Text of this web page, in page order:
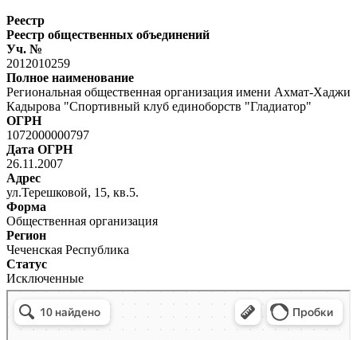
Реестр
Реестр общественных объединений
Уч. №
2012010259
Полное наименование
Региональная общественная организация имени Ахмат-Хаджи
Кадырова "Спортивный клуб единоборств "Гладиатор"
ОГРН
1072000000797
Дата ОГРН
26.11.2007
Адрес
ул.Терешковой, 15, кв.5.
Форма
Общественная организация
Регион
Чеченская Республика
Статус
Исключенные